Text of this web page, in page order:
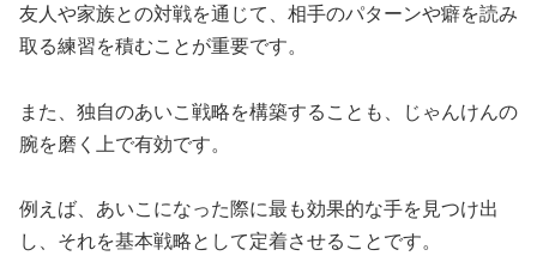
友人や家族との対戦を通じて、相手のパターンや癖を読み
取る練習を積むことが重要です。
また、独自のあいこ戦略を構築することも、じゃんけんの
腕を磨く上で有効です。
例えば、あいこになった際に最も効果的な手を見つけ出
し、それを基本戦略として定着させることです。